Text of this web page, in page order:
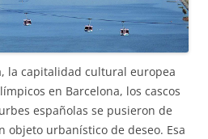
la capitalidad cultural europea
en Barcelona, los cascos
españolas se pusieron de
objeto urbanístico de deseo. Esa